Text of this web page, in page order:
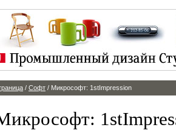
/ Софт / Микрософт: 1stImpression